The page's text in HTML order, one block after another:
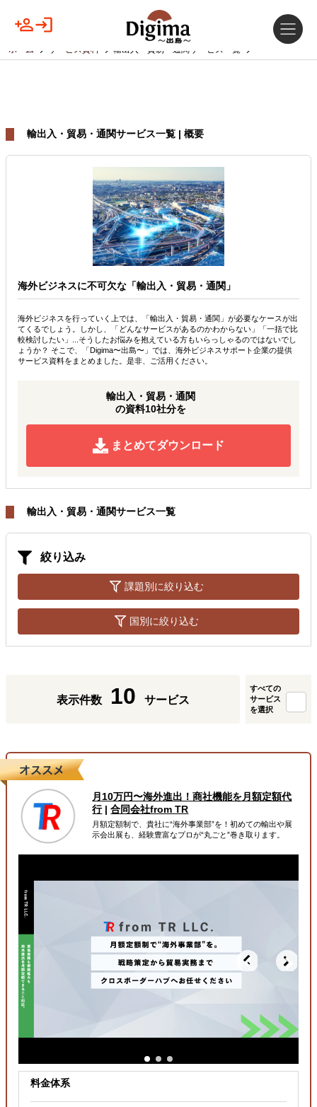
ホーム サービス資料 輸出入・貿易・通関サービス一覧
輸出入・貿易・通関サービス一覧 | 概要
海外ビジネスに不可欠な「輸出入・貿易・通関」
海外ビジネスを行っていく上では、「輸出入・貿易・通関」が必要なケースが出
てくるでしょう。しかし、「どんなサービスがあるのかわからない」「一括で比
較検討したい」...そうしたお悩みを抱えている方もいらっしゃるのではないでし
ょうか？ そこで、「Digima〜出島〜」では、海外ビジネスサポート企業の提供
サービス資料をまとめました。是非、ご活用ください。
輸出入・貿易・通関
の資料10社分を
まとめてダウンロード
輸出入・貿易・通関サービス一覧
絞り込み
課題別に絞り込む
国別に絞り込む
表示件数 10 サービス
すべての
サービス
を選択
月10万円〜海外進出！商社機能を月額定額代
行|合同会社from TR
月額定額制で、貴社に“海外事業部”を！初めての輸出や展
示会出展も、経験豊富なプロが“丸ごと”巻き取ります。
料金体系